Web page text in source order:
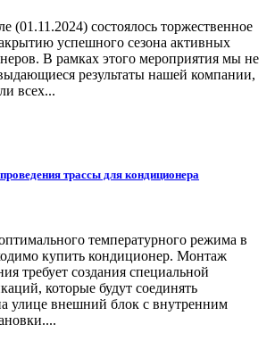
(01.11.2024) состоялось торжественное
успешного сезона активных
В рамках этого мероприятия мы не
результаты нашей компании,
всех...
трассы для кондиционера
температурного режима в
купить кондиционер. Монтаж
требует создания специальной
которые будут соединять
улице внешний блок с внутренним